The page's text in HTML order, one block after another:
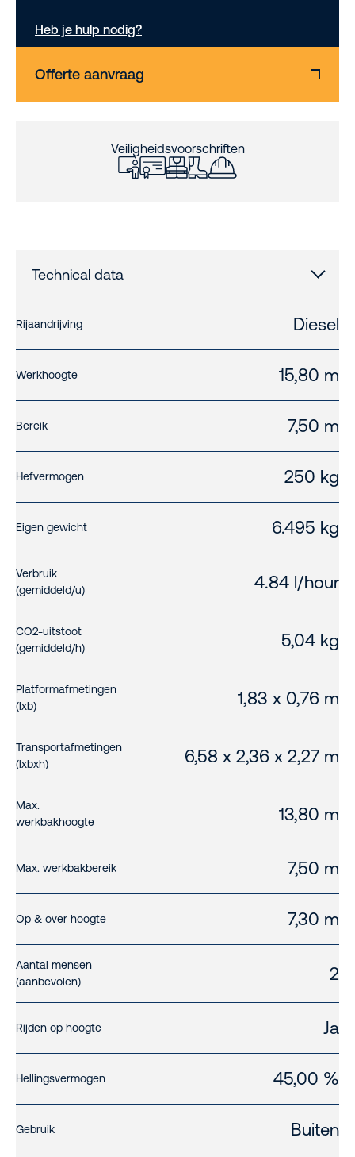
Heb je hulp nodig?
Offerte aanvraag
Veiligheidsvoorschriften
Technical data
Rijaandrijving Diesel
Werkhoogte 15,80 m
Bereik 7,50 m
Hefvermogen 250 kg
Eigen gewicht 6.495 kg
Verbruik
(gemiddeld/u)
4.84 l/hour
CO2-uitstoot
(gemiddeld/h)
5,04 kg
Platformafmetingen
(lxb)
1,83 x 0,76 m
Transportafmetingen
(lxbxh)
6,58 x 2,36 x 2,27 m
Max.
werkbakhoogte
13,80 m
Max. werkbakbereik 7,50 m
Op & over hoogte 7,30 m
Aantal mensen
(aanbevolen)
2
Rijden op hoogte Ja
Hellingsvermogen 45,00 %
Gebruik Buiten